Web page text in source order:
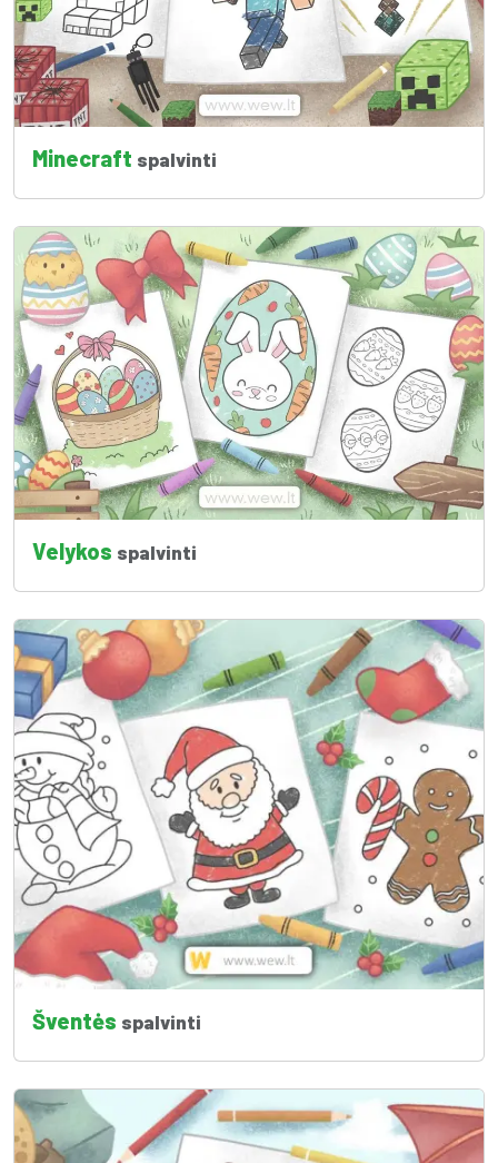
Minecraft spalvinti
Velykos spalvinti
Šventės spalvinti